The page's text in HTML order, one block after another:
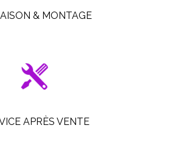
& MONTAGE
APRÈS VENTE